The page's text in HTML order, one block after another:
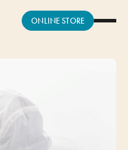
ONLINE STORE